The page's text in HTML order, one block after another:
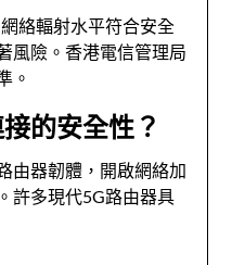
絡輻射水平符合安全
風險。香港電信管理局
。
的安全性？
由器韌體，開啟網絡加
許多現代5G路由器具